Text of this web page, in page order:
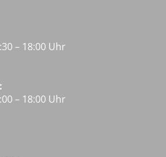
– 18:00 Uhr
– 18:00 Uhr